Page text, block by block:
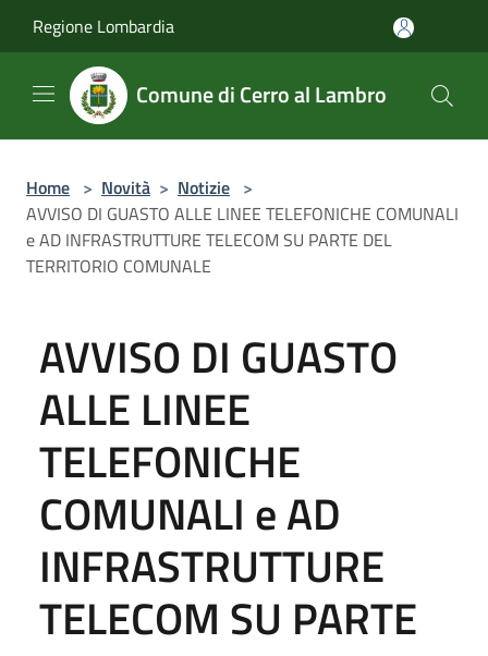
Regione Lombardia
Comune di Cerro al Lambro
Home > Novità > Notizie >
AVVISO DI GUASTO ALLE LINEE TELEFONICHE COMUNALI
e AD INFRASTRUTTURE TELECOM SU PARTE DEL
TERRITORIO COMUNALE
AVVISO DI GUASTO
ALLE LINEE
TELEFONICHE
COMUNALI e AD
INFRASTRUTTURE
TELECOM SU PARTE